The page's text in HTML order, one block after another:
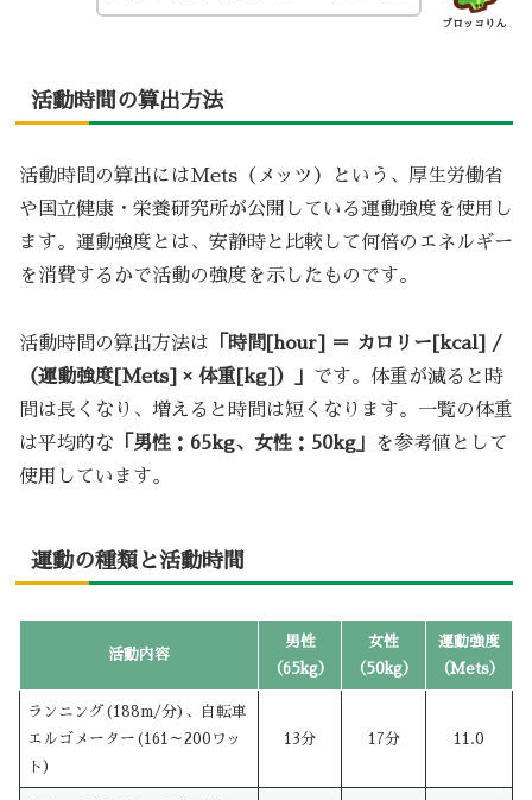
ブロッコりん
活動時間の算出方法
活動時間の算出にはMets（メッツ）という、厚生労働省
や国立健康・栄養研究所が公開している運動強度を使用し
ます。運動強度とは、安静時と比較して何倍のエネルギー
を消費するかで活動の強度を示したものです。
活動時間の算出方法は 「時間[hour] ＝ カロリー[kcal] /
（運動強度[Mets] × 体重[kg]）」 です。体重が減ると時
間は長くなり、増えると時間は短くなります。一覧の体重
は平均的な 「男性：65kg、女性：50kg」
を参考値として
使用しています。
運動の種類と活動時間
活動内容
男性
（65kg）
女性
（50kg）
運動強度
（Mets）
ランニング(188m/分)、自転車
エルゴメーター(161～200ワッ
ト)
13分 17分 11.0